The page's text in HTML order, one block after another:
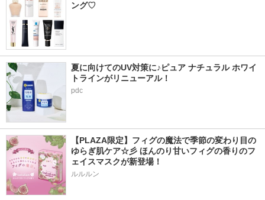
ング♡
夏に向けてのUV対策に♪ピュア ナチュラル ホワイ
トラインがリニューアル！
pdc
【PLAZA限定】フィグの魔法で季節の変わり目の
ゆらぎ肌ケア☆彡 ほんのり甘いフィグの香りのフ
ェイスマスクが新登場！
ルルルン